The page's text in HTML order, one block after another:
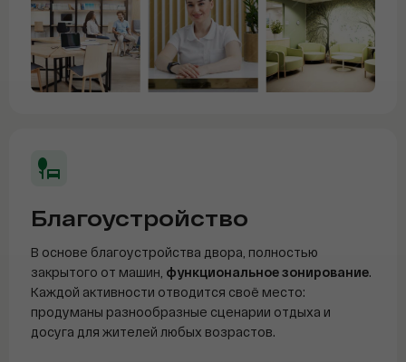
Благоустройство
В основе благоустройства двора, полностью
закрытого от машин, функциональное зонирование.
Каждой активности отводится своё место:
продуманы разнообразные сценарии отдыха и
досуга для жителей любых возрастов.